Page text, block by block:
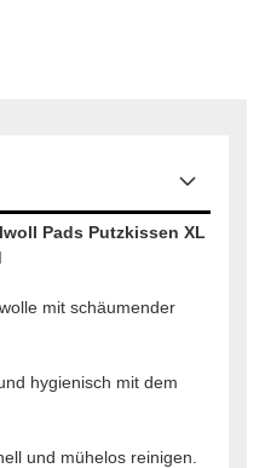
Pads Putzkissen XL
mit schäumender
hygienisch mit dem
und mühelos reinigen.